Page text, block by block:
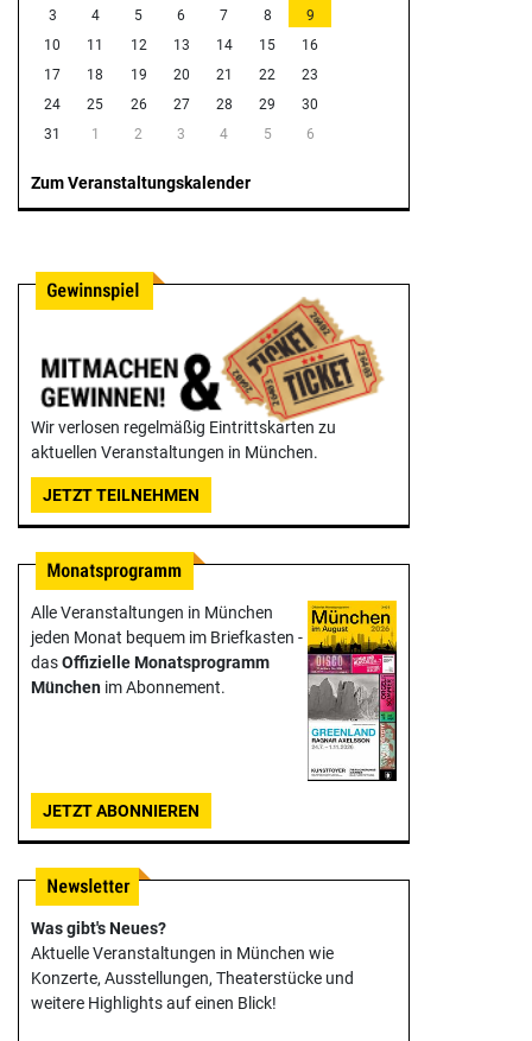
3
4 5 6 7 8
9
10
11 12 13 14 15
16
17
18 19 20 21 22
23
24
25 26 27 28 29
30
31
1 2 3 4 5 6
Zum Veranstaltungskalender
Wir verlosen regelmäßig Eintrittskarten zu
aktuellen Veranstaltungen in München.
JETZT TEILNEHMEN
Alle Veranstaltungen in München
jeden Monat bequem im Briefkasten -
dasOffizielle Monats­programm
München im Abonnement.
JETZT ABONNIEREN
Was gibt's Neues?
Aktuelle Veranstaltungen in München wie
Konzerte, Ausstellungen, Theater­stücke und
weitere Highlights auf einen Blick!